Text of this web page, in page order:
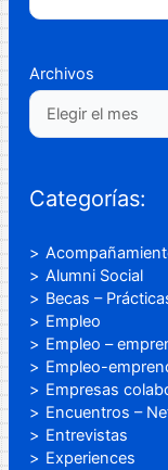
Archivos
Categorías:
Alumni Social
Becas –
Empleo
Empleo –
Empleo-
Empresas
Encuentros –
Entrevistas
Experiences